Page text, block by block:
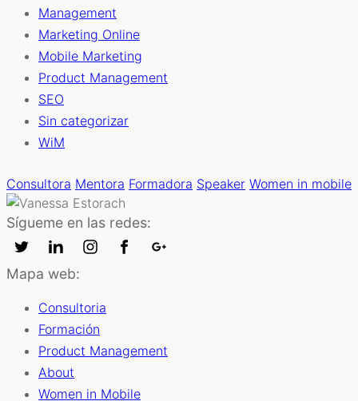
Management
Marketing Online
Mobile Marketing
Product Management
SEO
Sin categorizar
WiM
Consultora Mentora Formadora Speaker Women in mobile
Sígueme en las redes:
Mapa web:
Consultoria
Formación
Product Management
About
Women in Mobile